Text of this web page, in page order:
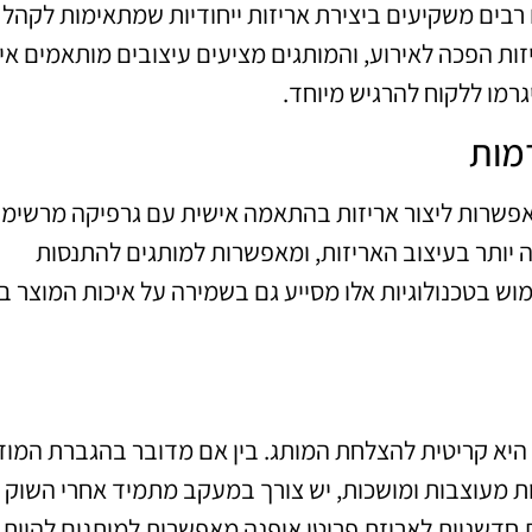
משקיעים ביצירת אריזות ייחודיות שמתאימות לקהל
הפכה לאירוע, והמותגים מציעים עיצובים מותאמים
ללקוח להרגיש מיוחד.
ליצור אריזות בהתאמה אישית עם גרפיקה
יותר בעיצוב האריזות, ומאפשרות למותגים להתנסות
בטכנולוגיות אלו מסייע גם בשמירה על איכות המוצר
קריטית להצלחת המותג. בין אם מדובר בהגברת
מעוצבות ומושכות, יש צורך במעקב מתמיד אחרי השוק